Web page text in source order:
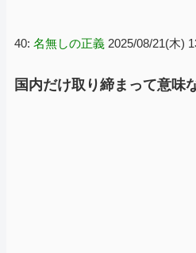
40: 名無しの正義 2025/08/21(木)
国内だけ取り締まって意味